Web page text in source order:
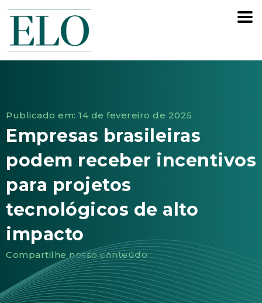
Publicado em: 14 de fevereiro de 2025
Empresas brasileiras
podem receber incentivos
para projetos
tecnológicos de alto
impacto
Compartilhe nosso conteúdo